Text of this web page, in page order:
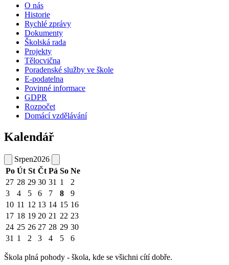
O nás
Historie
Rychlé zprávy
Dokumenty
Školská rada
Projekty
Tělocvična
Poradenské služby ve škole
E-podatelna
Povinné informace
GDPR
Rozpočet
Domácí vzdělávání
Kalendář
Srpen2026
Po Út St Čt Pá So Ne
27 28 29 30 31 1
2
3
4 5 6 7 8
9
10 11 12 13 14 15 16
17 18 19 20 21 22 23
24 25 26 27 28 29 30
31 1 2 3 4 5 6
Škola plná pohody - škola, kde se všichni cítí dobře.